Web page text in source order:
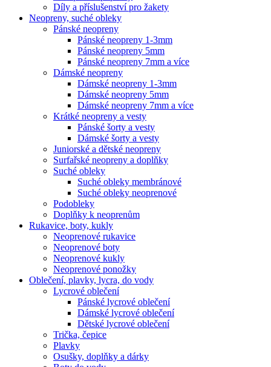
Díly a příslušenství pro žakety
Neopreny, suché obleky
Pánské neopreny
Pánské neopreny 1-3mm
Pánské neopreny 5mm
Pánské neopreny 7mm a více
Dámské neopreny
Dámské neopreny 1-3mm
Dámské neopreny 5mm
Dámské neopreny 7mm a více
Krátké neopreny a vesty
Pánské šorty a vesty
Dámské šorty a vesty
Juniorské a dětské neopreny
Surfařské neopreny a doplňky
Suché obleky
Suché obleky membránové
Suché obleky neoprenové
Podobleky
Doplňky k neoprenům
Rukavice, boty, kukly
Neoprenové rukavice
Neoprenové boty
Neoprenové kukly
Neoprenové ponožky
Oblečení, plavky, lycra, do vody
Lycrové oblečení
Pánské lycrové oblečení
Dámské lycrové oblečení
Dětské lycrové oblečení
Trička, čepice
Plavky
Osušky, doplňky a dárky